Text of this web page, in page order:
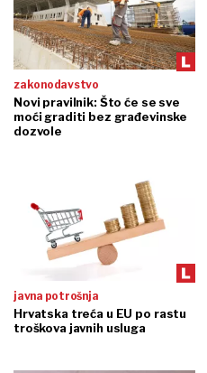
zakonodavstvo
Novi pravilnik: Što će se sve
moći graditi bez građevinske
dozvole
javna potrošnja
Hrvatska treća u EU po rastu
troškova javnih usluga